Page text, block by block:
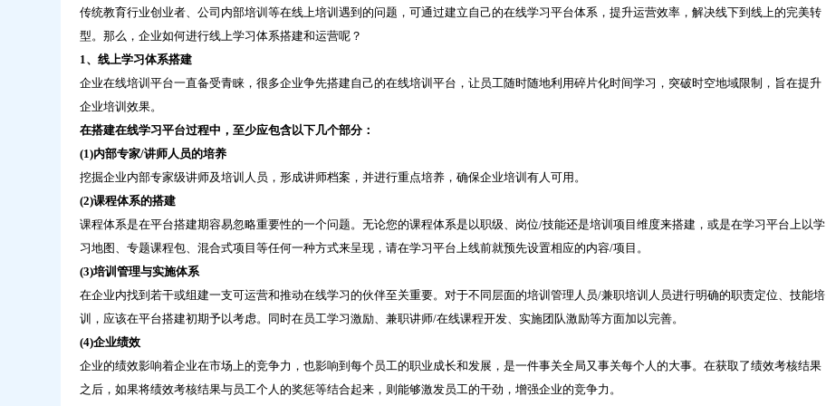
传统教育行业创业者、公司内部培训等在线上培训遇到的问题，可通过建立自己的在线学习平台体系，提升运营效率，解决线下到线上的完美转
型。那么，企业如何进行线上学习体系搭建和运营呢？
1、线上学习体系搭建
企业在线培训平台一直备受青睐，很多企业争先搭建自己的在线培训平台，让员工随时随地利用碎片化时间学习，突破时空地域限制，旨在提升
企业培训效果。
在搭建在线学习平台过程中，至少应包含以下几个部分：
(1)内部专家/讲师人员的培养
挖掘企业内部专家级讲师及培训人员，形成讲师档案，并进行重点培养，确保企业培训有人可用。
(2)课程体系的搭建
课程体系是在平台搭建期容易忽略重要性的一个问题。无论您的课程体系是以职级、岗位/技能还是培训项目维度来搭建，或是在学习平台上以学
习地图、专题课程包、混合式项目等任何一种方式来呈现，请在学习平台上线前就预先设置相应的内容/项目。
(3)培训管理与实施体系
在企业内找到若干或组建一支可运营和推动在线学习的伙伴至关重要。对于不同层面的培训管理人员/兼职培训人员进行明确的职责定位、技能培
训，应该在平台搭建初期予以考虑。同时在员工学习激励、兼职讲师/在线课程开发、实施团队激励等方面加以完善。
(4)企业绩效
企业的绩效影响着企业在市场上的竞争力，也影响到每个员工的职业成长和发展，是一件事关全局又事关每个人的大事。在获取了绩效考核结果
之后，如果将绩效考核结果与员工个人的奖惩等结合起来，则能够激发员工的干劲，增强企业的竞争力。